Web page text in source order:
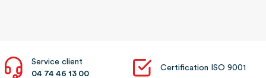
Service client
04 74 46 13 00
Certification ISO 9001